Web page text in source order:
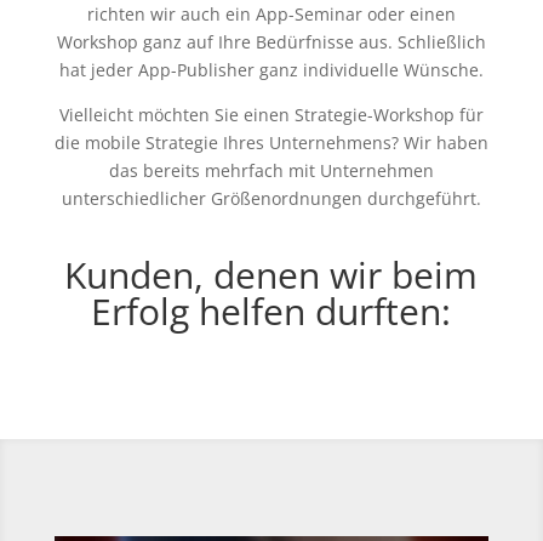
richten wir auch ein App-Seminar oder einen
Workshop ganz auf Ihre Bedürfnisse aus. Schließlich
hat jeder App-Publisher ganz individuelle Wünsche.
Vielleicht möchten Sie einen Strategie-Workshop für
die mobile Strategie Ihres Unternehmens? Wir haben
das bereits mehrfach mit Unternehmen
unterschiedlicher Größenordnungen durchgeführt.
Kunden, denen wir beim
Erfolg helfen durften: